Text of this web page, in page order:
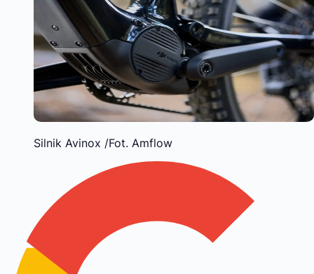
Silnik Avinox /Fot. Amflow